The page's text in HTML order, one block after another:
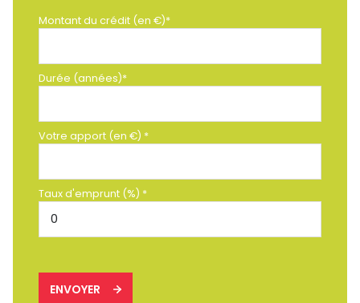
Montant du crédit (en €)*
Durée (années)*
Votre apport (en €) *
Taux d'emprunt (%) *
ENVOYER